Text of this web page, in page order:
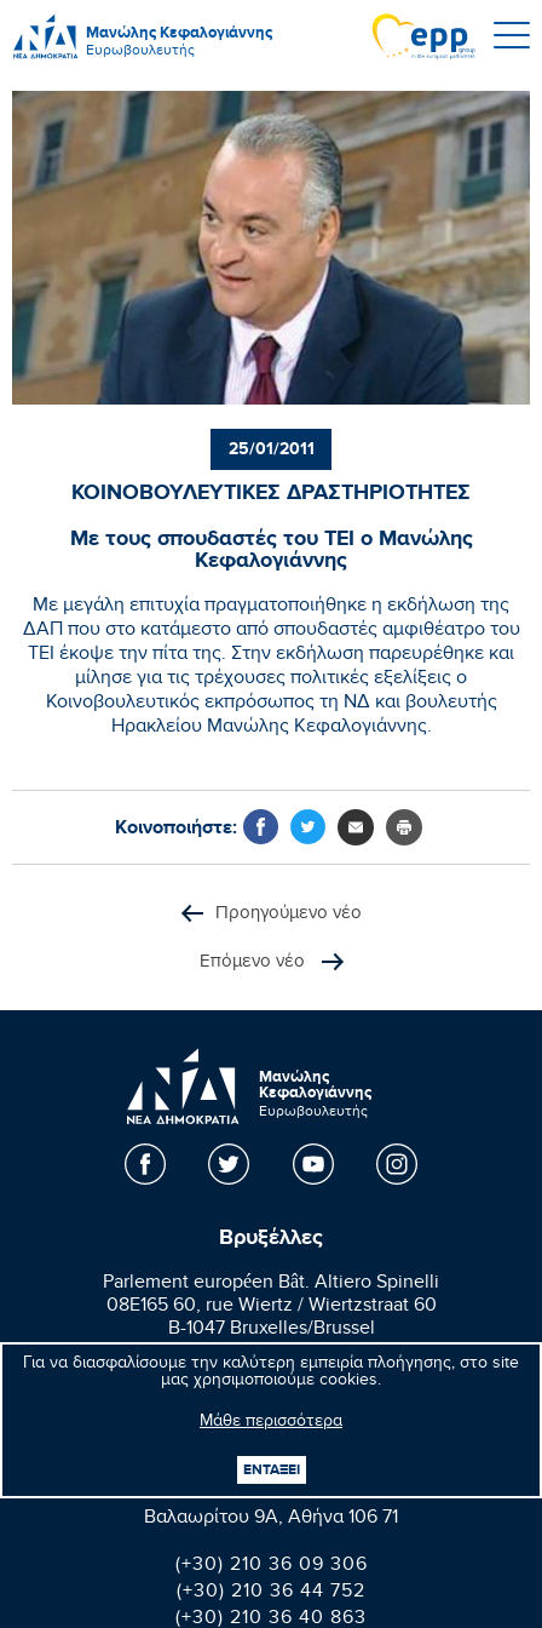
Μανώλης Κεφαλογιάννης
Ευρωβουλευτής
Για να διασφαλίσουμε την καλύτερη εμπειρία πλοήγησης, στο site
μας χρησιμοποιούμε cookies.
Μάθε περισσότερα
ΕΝΤΑΞΕΙ
25/01/2011
ΚΟΙΝΟΒΟΥΛΕΥΤΙΚΕΣ ΔΡΑΣΤΗΡΙΟΤΗΤΕΣ
Με τους σπουδαστές του ΤΕΙ ο Μανώλης
Κεφαλογιάννης
Με μεγάλη επιτυχία πραγματοποιήθηκε η εκδήλωση της
ΔΑΠ που στο κατάμεστο από σπουδαστές αμφιθέατρο του
ΤΕΙ έκοψε την πίτα της. Στην εκδήλωση παρευρέθηκε και
μίλησε για τις τρέχουσες πολιτικές εξελίξεις ο
Κοινοβουλευτικός εκπρόσωπος τη ΝΔ και βουλευτής
Ηρακλείου Μανώλης Κεφαλογιάννης.
Κοινοποιήστε:
Προηγούμενο νέο
Επόμενο νέο
Μανώλης
Κεφαλογιάννης
Ευρωβουλευτής
Βρυξέλλες
Parlement européen Bât. Altiero Spinelli
08E165 60, rue Wiertz / Wiertzstraat 60
B-1047 Bruxelles/Brussel
+32(0)2 28 45570
Αθήνα
Βαλαωρίτου 9A, Aθήνα 106 71
(+30) 210 36 09 306
(+30) 210 36 44 752
(+30) 210 36 40 863